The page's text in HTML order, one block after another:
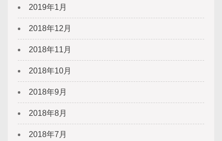
2019年1月
2018年12月
2018年11月
2018年10月
2018年9月
2018年8月
2018年7月